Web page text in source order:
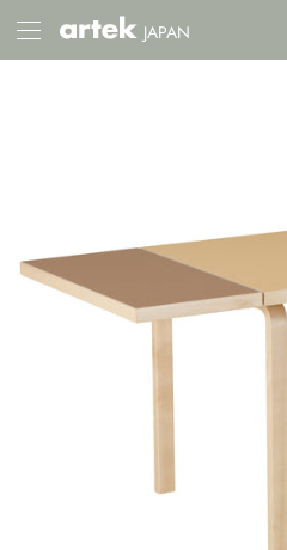
JAPAN